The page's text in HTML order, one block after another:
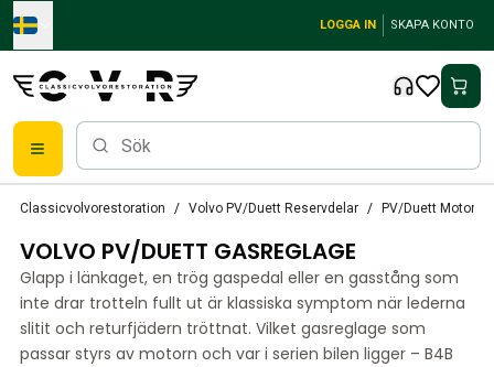
Skip to main content
LOGGA IN SKAPA KONTO
Tändsystem
Bränslefilter
Fälgar
Volvo PV/Duett Reservdelar
PV/Duett Bromssystem
Classicvolvorestoration Volvo PV/Duett Reservdelar PV/Duett
VOLVO PV/DUETT GASREGLAGE
Glapp i länkaget, en trög gaspedal eller en gasstång som
inte drar trotteln fullt ut är klassiska symptom när lederna
slitit och returfjädern tröttnat. Vilket gasreglage som
passar styrs av motorn och var i serien bilen ligger – B4B